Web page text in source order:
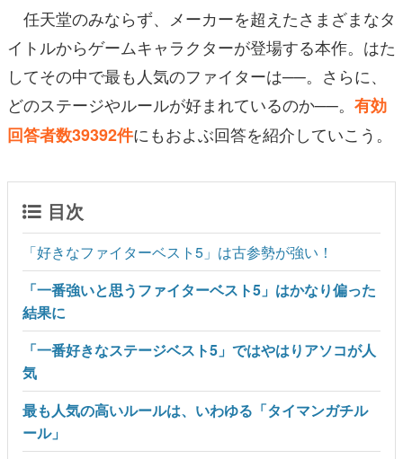
任天堂のみならず、メーカーを超えたさまざまなタ
イトルからゲームキャラクターが登場する本作。はた
してその中で最も人気のファイターは──。さらに、
どのステージやルールが好まれているのか──。 有効
回答者数39392件にもおよぶ回答を紹介していこう。
目次
「好きなファイターベスト5」は古参勢が強い！
「一番強いと思うファイターベスト5」はかなり偏った
結果に
「一番好きなステージベスト5」ではやはりアソコが人
気
最も人気の高いルールは、いわゆる「タイマンガチル
ール」